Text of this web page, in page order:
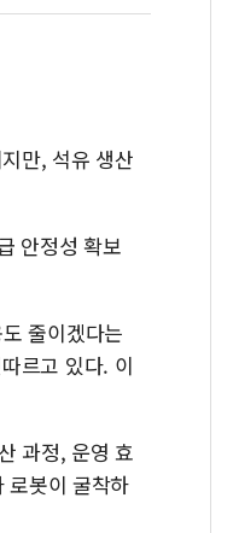
후퇴…S&P500 최고치
정' 체결… 이스라엘·이란 위
단 명령…트럼프 제동
만, 석유 생산
안정성 확보
줄이겠다는
르고 있다. 이
과정, 운영 효
로봇이 굴착하